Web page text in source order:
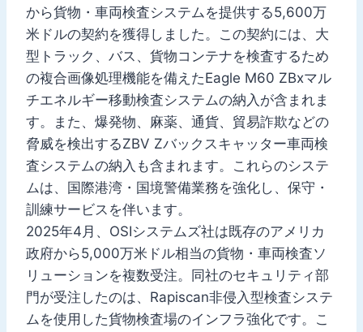
から貨物・車両検査システムを提供する5,600万
米ドルの契約を獲得しました。この契約には、大
型トラック、バス、貨物コンテナを検査するため
の複合画像処理機能を備えたEagle M60 ZBxマル
チエネルギー移動検査システムの納入が含まれま
す。また、爆発物、麻薬、通貨、貿易詐欺などの
脅威を検出するZBV Zバックスキャッター車両検
査システムの納入も含まれます。これらのシステ
ムは、国際港湾・国境警備業務を強化し、保守・
訓練サービスを伴います。
2025年4月、OSIシステムズ社は既存のアメリカ
政府から5,000万米ドル相当の貨物・車両検査ソ
リューションを複数受注。同社のセキュリティ部
門が受注したのは、Rapiscan非侵入型検査システ
ムを使用した貨物検査場のインフラ強化です。こ